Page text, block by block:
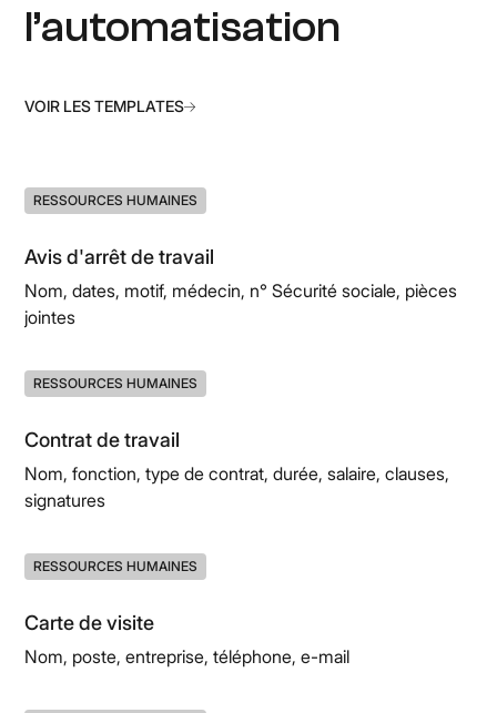
l’automatisation
VOIR LES TEMPLATES
RESSOURCES HUMAINES
Avis d'arrêt de travail
Nom, dates, motif, médecin, n° Sécurité sociale, pièces
jointes
RESSOURCES HUMAINES
Contrat de travail
Nom, fonction, type de contrat, durée, salaire, clauses,
signatures
RESSOURCES HUMAINES
Carte de visite
Nom, poste, entreprise, téléphone, e-mail